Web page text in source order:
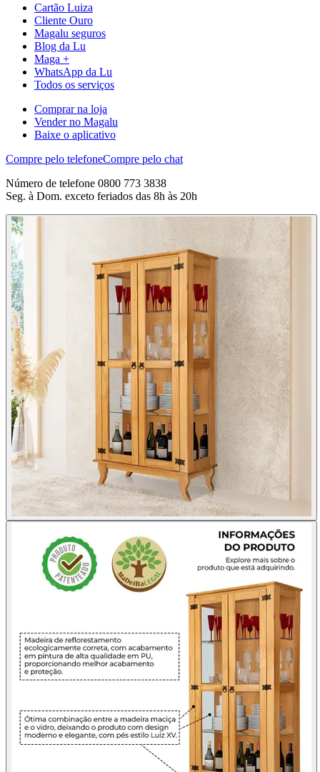
Cartão Luiza
Cliente Ouro
Magalu seguros
Blog da Lu
Maga +
WhatsApp da Lu
Todos os serviços
Comprar na loja
Vender no Magalu
Baixe o aplicativo
Compre pelo telefoneCompre pelo chat
Número de telefone 0800 773 3838
Seg. à Dom. exceto feriados das 8h às 20h